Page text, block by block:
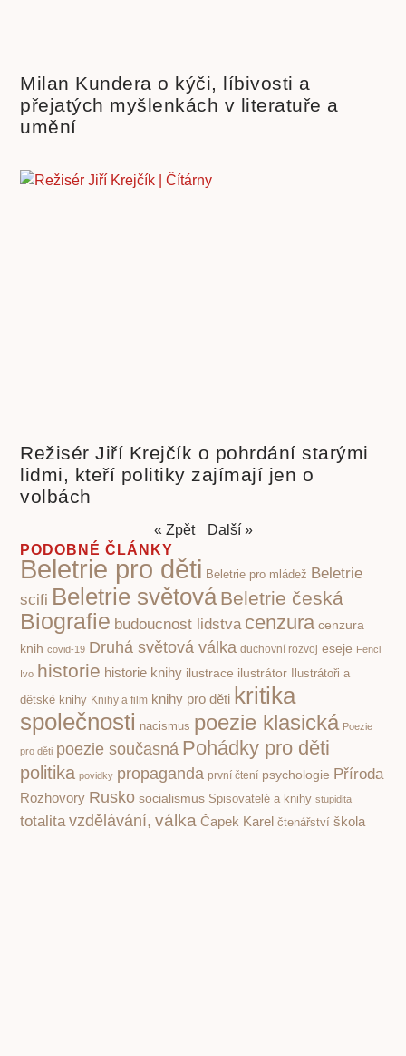
Milan Kundera o kýči, líbivosti a
přejatých myšlenkách v literatuře a
umění
Režisér Jiří Krejčík o pohrdání starými
lidmi, kteří politiky zajímají jen o
volbách
« Zpět
Další »
PODOBNÉ ČLÁNKY
Beletrie pro děti Beletrie pro mládež Beletrie
scifi Beletrie světováBeletrie česká
Biografie budoucnost lidstva cenzura cenzura
knih covid-19 Druhá světová válka duchovní rozvoj eseje Fencl
Ivo historie historie knihy ilustrace ilustrátor
Ilustrátoři a
dětské knihy Knihy a film knihy pro děti kritika
společnosti nacismus poezie klasická Poezie
pro děti poezie současná Pohádky pro děti
politika povidky propaganda první čtení psychologie Příroda
Rozhovory Rusko socialismus Spisovatelé a knihy stupidita
totalita vzdělávání, válka Čapek Karel čtenářství škola